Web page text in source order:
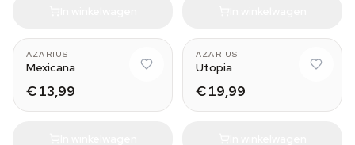
AZARIUS
Mexicana
€ 13,99
AZARIUS
Utopia
€ 19,99